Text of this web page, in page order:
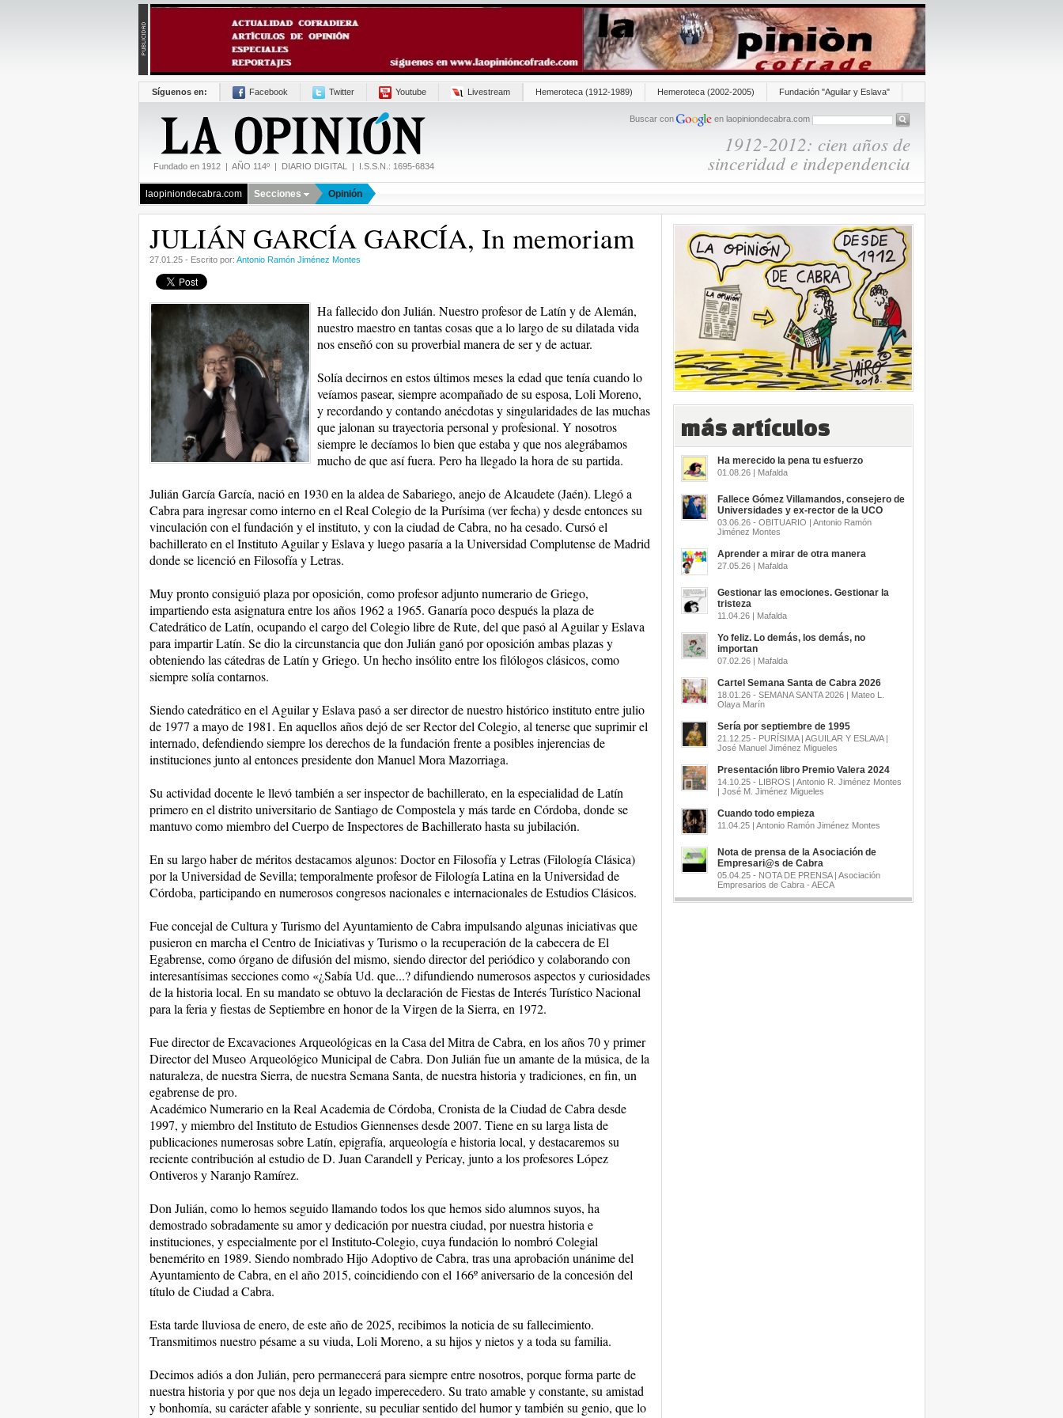
Síguenos en: Facebook Twitter Youtube Livestream Hemeroteca (1912-1989) Hemeroteca (2002-2005) Fundación "Aguilar y Eslava"
Fundado en 1912 | AÑO 114º | DIARIO DIGITAL | I.S.S.N.: 1695-6834
Buscar con en laopiniondecabra.com
1912-2012: cien años de
sinceridad e independencia
laopiniondecabra.com Secciones Opinión
JULIÁN GARCÍA GARCÍA, In memoriam
27.01.25 - Escrito por: Antonio Ramón Jiménez Montes
Ha fallecido don Julián. Nuestro profesor de Latín y de Alemán,
nuestro maestro en tantas cosas que a lo largo de su dilatada vida
nos enseñó con su proverbial manera de ser y de actuar.
Solía decirnos en estos últimos meses la edad que tenía cuando lo
veíamos pasear, siempre acompañado de su esposa, Loli Moreno,
y recordando y contando anécdotas y singularidades de las muchas
que jalonan su trayectoria personal y profesional. Y nosotros
siempre le decíamos lo bien que estaba y que nos alegrábamos
mucho de que así fuera. Pero ha llegado la hora de su partida.
Julián García García, nació en 1930 en la aldea de Sabariego, anejo de Alcaudete (Jaén). Llegó a
Cabra para ingresar como interno en el Real Colegio de la Purísima (ver fecha) y desde entonces su
vinculación con el fundación y el instituto, y con la ciudad de Cabra, no ha cesado. Cursó el
bachillerato en el Instituto Aguilar y Eslava y luego pasaría a la Universidad Complutense de Madrid
donde se licenció en Filosofía y Letras.
Muy pronto consiguió plaza por oposición, como profesor adjunto numerario de Griego,
impartiendo esta asignatura entre los años 1962 a 1965. Ganaría poco después la plaza de
Catedrático de Latín, ocupando el cargo del Colegio libre de Rute, del que pasó al Aguilar y Eslava
para impartir Latín. Se dio la circunstancia que don Julián ganó por oposición ambas plazas y
obteniendo las cátedras de Latín y Griego. Un hecho insólito entre los filólogos clásicos, como
siempre solía contarnos.
Siendo catedrático en el Aguilar y Eslava pasó a ser director de nuestro histórico instituto entre julio
de 1977 a mayo de 1981. En aquellos años dejó de ser Rector del Colegio, al tenerse que suprimir el
internado, defendiendo siempre los derechos de la fundación frente a posibles injerencias de
instituciones junto al entonces presidente don Manuel Mora Mazorriaga.
Su actividad docente le llevó también a ser inspector de bachillerato, en la especialidad de Latín
primero en el distrito universitario de Santiago de Compostela y más tarde en Córdoba, donde se
mantuvo como miembro del Cuerpo de Inspectores de Bachillerato hasta su jubilación.
En su largo haber de méritos destacamos algunos: Doctor en Filosofía y Letras (Filología Clásica)
por la Universidad de Sevilla; temporalmente profesor de Filología Latina en la Universidad de
Córdoba, participando en numerosos congresos nacionales e internacionales de Estudios Clásicos.
Fue concejal de Cultura y Turismo del Ayuntamiento de Cabra impulsando algunas iniciativas que
pusieron en marcha el Centro de Iniciativas y Turismo o la recuperación de la cabecera de El
Egabrense, como órgano de difusión del mismo, siendo director del periódico y colaborando con
interesantísimas secciones como «¿Sabía Ud. que...? difundiendo numerosos aspectos y curiosidades
de la historia local. En su mandato se obtuvo la declaración de Fiestas de Interés Turístico Nacional
para la feria y fiestas de Septiembre en honor de la Virgen de la Sierra, en 1972.
Fue director de Excavaciones Arqueológicas en la Casa del Mitra de Cabra, en los años 70 y primer
Director del Museo Arqueológico Municipal de Cabra. Don Julián fue un amante de la música, de la
naturaleza, de nuestra Sierra, de nuestra Semana Santa, de nuestra historia y tradiciones, en fin, un
egabrense de pro.
Académico Numerario en la Real Academia de Córdoba, Cronista de la Ciudad de Cabra desde
1997, y miembro del Instituto de Estudios Giennenses desde 2007. Tiene en su larga lista de
publicaciones numerosas sobre Latín, epigrafía, arqueología e historia local, y destacaremos su
reciente contribución al estudio de D. Juan Carandell y Pericay, junto a los profesores López
Ontiveros y Naranjo Ramírez.
Don Julián, como lo hemos seguido llamando todos los que hemos sido alumnos suyos, ha
demostrado sobradamente su amor y dedicación por nuestra ciudad, por nuestra historia e
instituciones, y especialmente por el Instituto-Colegio, cuya fundación lo nombró Colegial
benemérito en 1989. Siendo nombrado Hijo Adoptivo de Cabra, tras una aprobación unánime del
Ayuntamiento de Cabra, en el año 2015, coincidiendo con el 166º aniversario de la concesión del
título de Ciudad a Cabra.
Esta tarde lluviosa de enero, de este año de 2025, recibimos la noticia de su fallecimiento.
Transmitimos nuestro pésame a su viuda, Loli Moreno, a su hijos y nietos y a toda su familia.
Decimos adiós a don Julián, pero permanecerá para siempre entre nosotros, porque forma parte de
nuestra historia y por que nos deja un legado imperecedero. Su trato amable y constante, su amistad
y bonhomía, su carácter afable y sonriente, su peculiar sentido del humor y también su genio, que lo
más artículos
Ha merecido la pena tu esfuerzo
01.08.26 | Mafalda
Fallece Gómez Villamandos, consejero de
Universidades y ex-rector de la UCO
03.06.26 - OBITUARIO | Antonio Ramón
Jiménez Montes
Aprender a mirar de otra manera
27.05.26 | Mafalda
Gestionar las emociones. Gestionar la
tristeza
11.04.26 | Mafalda
Yo feliz. Lo demás, los demás, no
importan
07.02.26 | Mafalda
Cartel Semana Santa de Cabra 2026
18.01.26 - SEMANA SANTA 2026 | Mateo L.
Olaya Marín
Sería por septiembre de 1995
21.12.25 - PURÍSIMA | AGUILAR Y ESLAVA |
José Manuel Jiménez Migueles
Presentación libro Premio Valera 2024
14.10.25 - LIBROS | Antonio R. Jiménez Montes
| José M. Jiménez Migueles
Cuando todo empieza
11.04.25 | Antonio Ramón Jiménez Montes
Nota de prensa de la Asociación de
Empresari@s de Cabra
05.04.25 - NOTA DE PRENSA | Asociación
Empresarios de Cabra - AECA